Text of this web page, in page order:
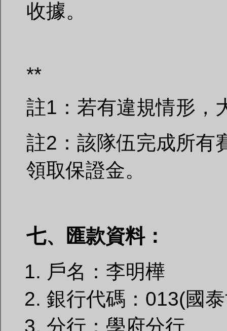
收據。
**
註1：若有違規情形，
註2：該隊伍完成所有
領取保證金。
七、匯款資料：
戶名：李明樺
銀行代碼：013(國
分行：學府分行